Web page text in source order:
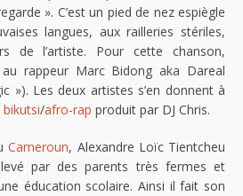
». C’est un pied de nez espiègle
langues, aux railleries stériles,
de l’artiste. Pour cette chanson,
rappeur Marc Bidong aka Dareal
»). Les deux artistes s’en donnent à
bikutsi/afro-rap produit par DJ Chris.
Cameroun, Alexandre Loïc Tientcheu
par des parents très fermes et
éducation scolaire. Ainsi il fait son